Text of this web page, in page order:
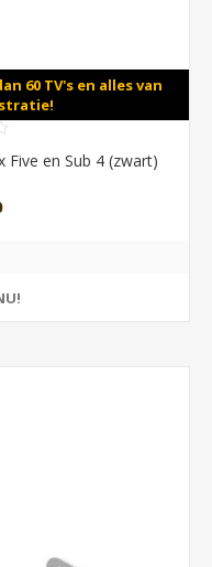
60 TV's en alles van
Five en Sub 4 (zwart)